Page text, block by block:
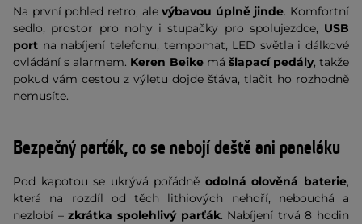
Na první pohled retro, alevýbavou úplně jinde. Komfortní
sedlo, prostor pro nohy i stupačky pro spolujezdce, USB
port na nabíjení telefonu, tempomat, LED světla i dálkové
ovládání s alarmem. Keren Beike má šlapací pedály, takže
pokud vám cestou z výletu dojde šťáva, tlačit ho rozhodně
nemusíte.
Bezpečný parťák, co se nebojí deště ani paneláku
Pod kapotou se ukrývá pořádně odolná olověná baterie,
která na rozdíl od těch lithiových nehoří, nebouchá a
nezlobí –zkrátka spolehlivý parťák. Nabíjení trvá 8 hodin